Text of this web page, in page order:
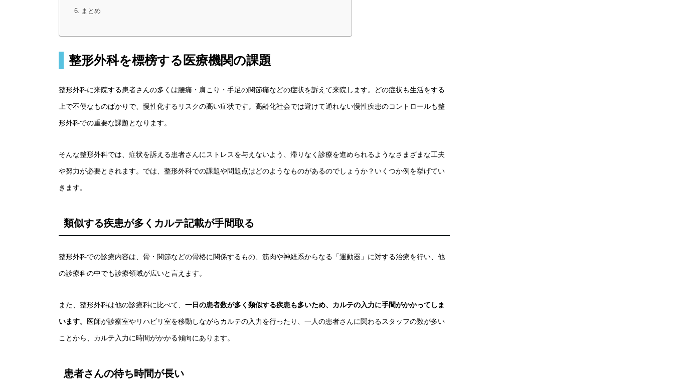
まとめ
整形外科を標榜する医療機関の課題
整形外科に来院する患者さんの多くは腰痛・肩こり・手足の関節痛などの症状を訴えて来院します。どの症状も生活をする
上で不便なものばかりで、慢性化するリスクの高い症状です。高齢化社会では避けて通れない慢性疾患のコントロールも整
形外科での重要な課題となります。
そんな整形外科では、症状を訴える患者さんにストレスを与えないよう、滞りなく診療を進められるようなさまざまな工夫
や努力が必要とされます。では、整形外科での課題や問題点はどのようなものがあるのでしょうか？いくつか例を挙げてい
きます。
類似する疾患が多くカルテ記載が手間取る
整形外科での診療内容は、骨・関節などの骨格に関係するもの、筋肉や神経系からなる「運動器」に対する治療を行い、他
の診療科の中でも診療領域が広いと言えます。
また、整形外科は他の診療科に比べて、 一日の患者数が多く類似する疾患も多いため、カルテの入力に手間がかかってしま
います。 医師が診察室やリハビリ室を移動しながらカルテの入力を行ったり、一人の患者さんに関わるスタッフの数が多い
ことから、カルテ入力に時間がかかる傾向にあります。
患者さんの待ち時間が長い